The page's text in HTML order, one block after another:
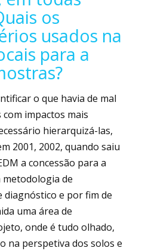
os
usados na
para a
o que havia de mal
impactos mais
hierarquizá-las,
2001, 2002, quando saiu
a concessão para a
metodologia de
diagnóstico e por fim de
uma área de
onde é tudo olhado,
na perspetiva dos solos e